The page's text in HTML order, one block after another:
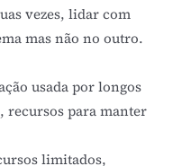
vezes, lidar com
mas não no outro.
usada por longos
para manter
limitados,